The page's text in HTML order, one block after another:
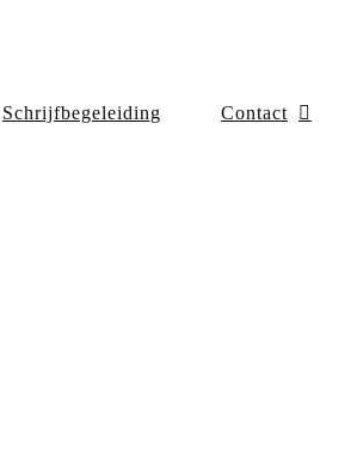
Schrijfbegeleiding Contact